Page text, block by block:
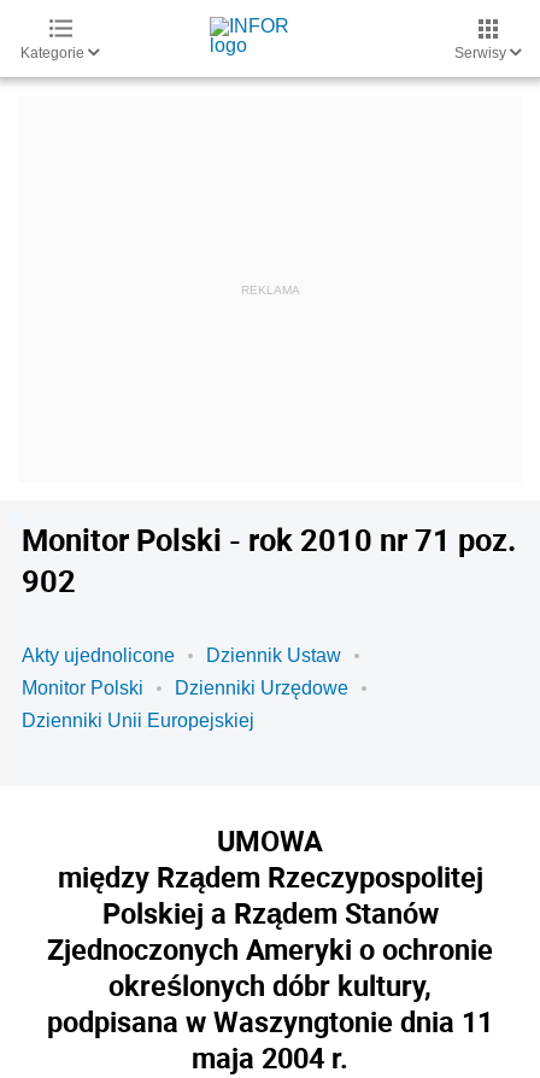
Kategorie Serwisy
Monitor Polski - rok 2010 nr 71 poz.
902
Akty ujednolicone
Dziennik Ustaw
Monitor Polski
Dzienniki Urzędowe
Dzienniki Unii Europejskiej
UMOWA
między Rządem Rzeczypospolitej
Polskiej a Rządem Stanów
Zjednoczonych Ameryki o ochronie
określonych dóbr kultury,
podpisana w Waszyngtonie dnia 11
maja 2004 r.